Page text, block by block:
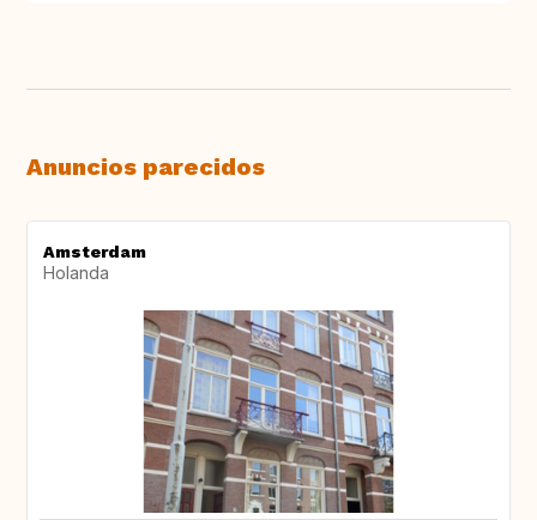
Anuncios parecidos
Amsterdam
Holanda